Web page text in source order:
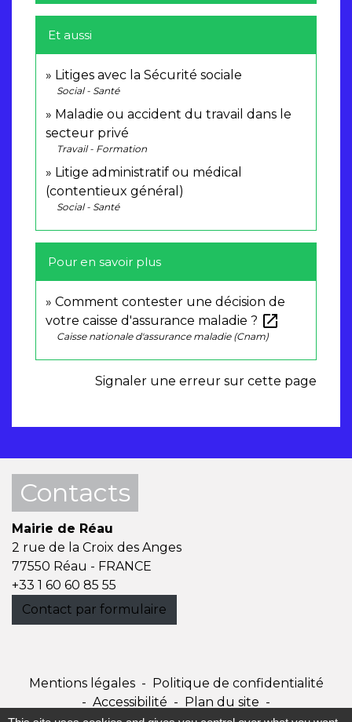
Et aussi
Litiges avec la Sécurité sociale
Social - Santé
Maladie ou accident du travail dans le
secteur privé
Travail - Formation
Litige administratif ou médical
(contentieux général)
Social - Santé
Pour en savoir plus
Comment contester une décision de
votre caisse d'assurance maladie ? open_in_new
Caisse nationale d'assurance maladie (Cnam)
Signaler une erreur sur cette page
Contacts
Mairie de Réau
2 rue de la Croix des Anges
77550 Réau - FRANCE
+33 1 60 60 85 55
Contact par formulaire
Mentions légales -
Politique de confidentialité
- Accessibilité - Plan du site -